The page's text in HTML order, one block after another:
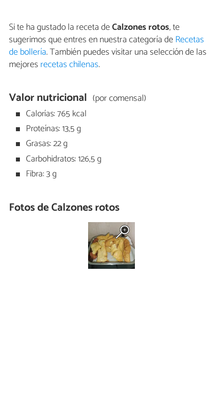
Si te ha gustado la receta deCalzones rotos, te
sugerimos que entres en nuestra categoría deRecetas
de bollería. También puedes visitar una selección de las
mejores recetas chilenas.
Valor nutricional (por comensal)
Calorías: 765 kcal
Proteínas: 13,5 g
Grasas: 22 g
Carbohidratos: 126,5 g
Fibra: 3 g
Fotos de Calzones rotos